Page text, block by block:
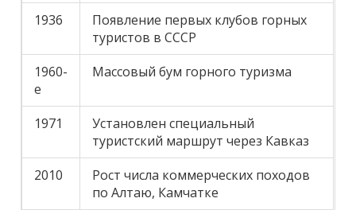
1936
Появление первых клубов горных
туристов в СССР
1960-
е
Массовый бум горного туризма
1971
Установлен специальный
туристский маршрут через Кавказ
2010
Рост числа коммерческих походов
по Алтаю, Камчатке